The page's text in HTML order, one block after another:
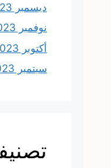
ديسمبر 2023
نوفمبر 2023
أكتوبر 2023
سبتمبر 2023